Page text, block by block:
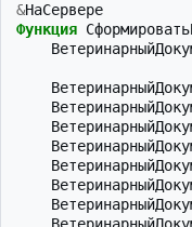
&НаСервере
Функция